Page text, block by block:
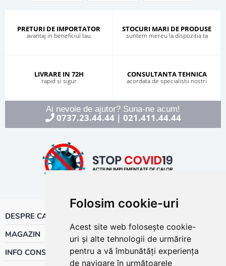
Folosim cookie-uri
Acest site web folosește cookie-
uri și alte tehnologii de urmărire
pentru a vă îmbunătăți experiența
de navigare în următoarele
PRETURI DE IMPORTATOR
avantaj in beneficiul tau
STOCURI MARI DE PRODUSE
suntem mereu la dispozitia ta
LIVRARE IN 72H
rapid si sigur
CONSULTANTA TEHNICA
acordata de specialistii nostri
Ai nevoie de ajutor? Suna-ne acum!
0737.23.44.44| 021.411.44.44
DESPRE CALOR
MAGAZIN
INFO CONSUMATOR